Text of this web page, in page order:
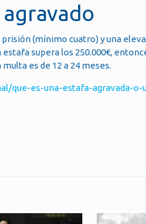
(mínimo cuatro) y una
supera los 250.000€,
es de 12 a 24 meses.
que-es-una-estafa-agravada-